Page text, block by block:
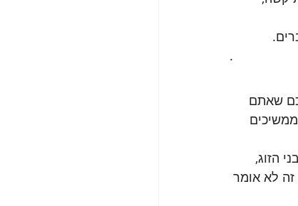
.
שאתם
הזוג,
זה לא אומר